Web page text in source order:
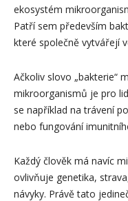
ekosystém
Patří sem především
které společně vytvářejí
Ačkoliv slovo „bakterie“
mikroorganismů je pro
se například na trávení
nebo fungování
Každý člověk má navíc
ovlivňuje genetika,
návyky. Právě tato